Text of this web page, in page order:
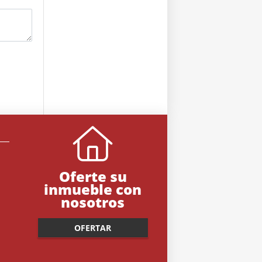
Oferte su
inmueble con
nosotros
OFERTAR